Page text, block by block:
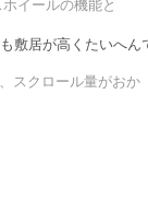
イールの機能と
敷居が高くたいへん
スクロール量がおか